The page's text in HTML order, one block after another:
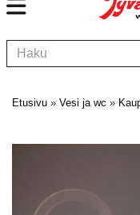
Etusivu » Vesi ja wc »